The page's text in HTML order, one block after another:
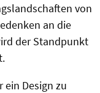
von
an die
der Standpunkt
ein Design zu